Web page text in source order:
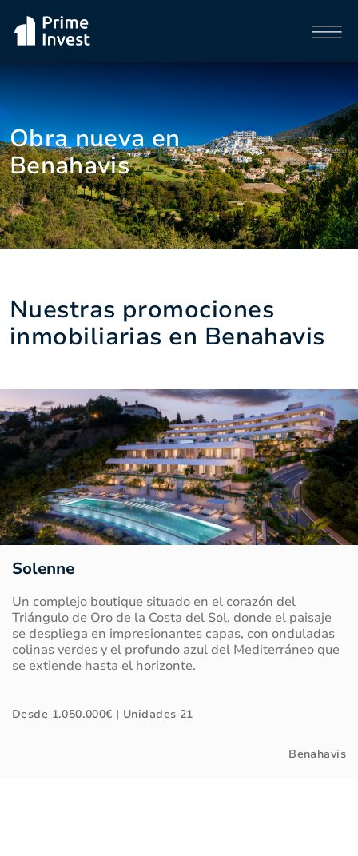
Obra nueva en
Benahavis
Nuestras promociones
inmobiliarias en Benahavis
Solenne
Un complejo boutique situado en el corazón del
Triángulo de Oro de la Costa del Sol, donde el paisaje
se despliega en impresionantes capas, con onduladas
colinas verdes y el profundo azul del Mediterráneo que
se extiende hasta el horizonte.
Desde 1.050.000€ | Unidades 21
Benahavis